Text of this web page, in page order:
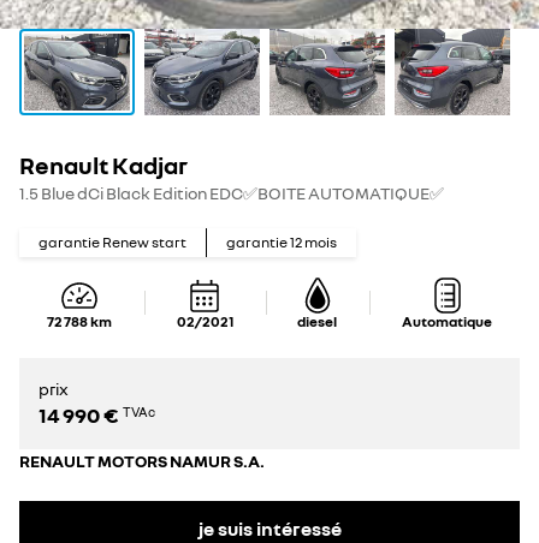
Renault Kadjar
1.5 Blue dCi Black Edition EDC✅BOITE AUTOMATIQUE✅
garantie Renew start garantie12 mois
72 788km 02/2021 diesel Automatique
prix
14 990 € TVAc
RENAULT MOTORS NAMUR S.A.
je suis intéressé